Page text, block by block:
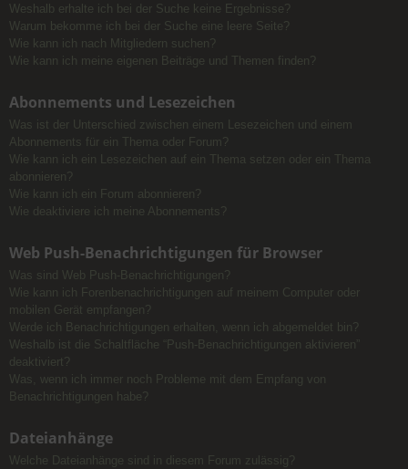
Weshalb erhalte ich bei der Suche keine Ergebnisse?
Warum bekomme ich bei der Suche eine leere Seite?
Wie kann ich nach Mitgliedern suchen?
Wie kann ich meine eigenen Beiträge und Themen finden?
Abonnements und Lesezeichen
Was ist der Unterschied zwischen einem Lesezeichen und einem
Abonnements für ein Thema oder Forum?
Wie kann ich ein Lesezeichen auf ein Thema setzen oder ein Thema
abonnieren?
Wie kann ich ein Forum abonnieren?
Wie deaktiviere ich meine Abonnements?
Web Push-Benachrichtigungen für Browser
Was sind Web Push-Benachrichtigungen?
Wie kann ich Forenbenachrichtigungen auf meinem Computer oder
mobilen Gerät empfangen?
Werde ich Benachrichtigungen erhalten, wenn ich abgemeldet bin?
Weshalb ist die Schaltfläche “Push-Benachrichtigungen aktivieren”
deaktiviert?
Was, wenn ich immer noch Probleme mit dem Empfang von
Benachrichtigungen habe?
Dateianhänge
Welche Dateianhänge sind in diesem Forum zulässig?